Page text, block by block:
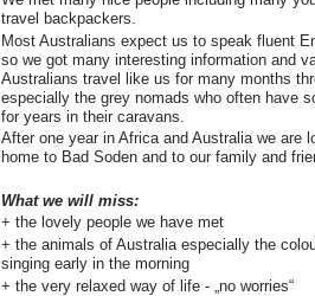
travel backpackers.
Most Australians expect us to speak fluent
so we got many interesting information and
Australians travel like us for many months
especially the grey nomads who often have
for years in their caravans.
After one year in Africa and Australia we are
home to Bad Soden and to our family and
What we will miss:
+ the lovely people we have met
+ the animals of Australia especially the
singing early in the morning
+ the very relaxed way of life - „no worries“